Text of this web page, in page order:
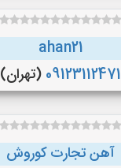
ahan21
09123112471 (تهران)
آهن تجارت کوروش